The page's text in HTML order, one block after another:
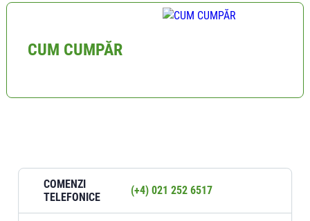
CUM CUMPĂR
COMENZI
TELEFONICE
(+4) 021 252 6517